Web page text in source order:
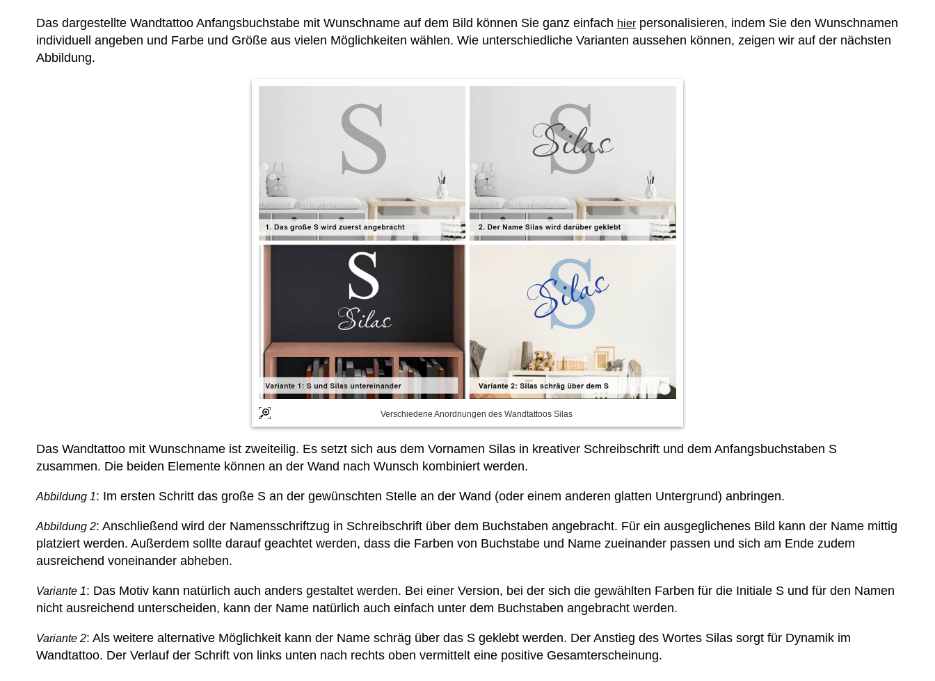
Das dargestellte Wandtattoo Anfangsbuchstabe mit Wunschname auf dem Bild können Sie ganz einfach hier personalisieren, indem Sie den Wunschnamen
individuell angeben und Farbe und Größe aus vielen Möglichkeiten wählen. Wie unterschiedliche Varianten aussehen können, zeigen wir auf der nächsten
Abbildung.
Verschiedene Anordnungen des Wandtattoos Silas
Das Wandtattoo mit Wunschname ist zweiteilig. Es setzt sich aus dem Vornamen Silas in kreativer Schreibschrift und dem Anfangsbuchstaben S
zusammen. Die beiden Elemente können an der Wand nach Wunsch kombiniert werden.
Abbildung 1: Im ersten Schritt das große S an der gewünschten Stelle an der Wand (oder einem anderen glatten Untergrund) anbringen.
Abbildung 2: Anschließend wird der Namensschriftzug in Schreibschrift über dem Buchstaben angebracht. Für ein ausgeglichenes Bild kann der Name mittig
platziert werden. Außerdem sollte darauf geachtet werden, dass die Farben von Buchstabe und Name zueinander passen und sich am Ende zudem
ausreichend voneinander abheben.
Variante 1: Das Motiv kann natürlich auch anders gestaltet werden. Bei einer Version, bei der sich die gewählten Farben für die Initiale S und für den Namen
nicht ausreichend unterscheiden, kann der Name natürlich auch einfach unter dem Buchstaben angebracht werden.
Variante 2: Als weitere alternative Möglichkeit kann der Name schräg über das S geklebt werden. Der Anstieg des Wortes Silas sorgt für Dynamik im
Wandtattoo. Der Verlauf der Schrift von links unten nach rechts oben vermittelt eine positive Gesamterscheinung.